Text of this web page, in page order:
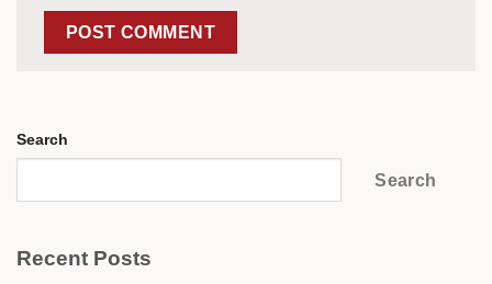
Search
Search
Recent Posts